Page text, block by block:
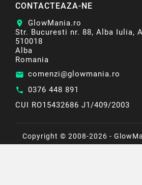
CONTACTEAZA-NE
location_on
GlowMania.ro
Str. Bucuresti nr. 88, Alba Iulia,
510018
Alba
Romania
email comenzi@glowmania.ro
call 0376 448 891
CUI RO15432686 J1/409/2003
Copyright © 2008-2026 -